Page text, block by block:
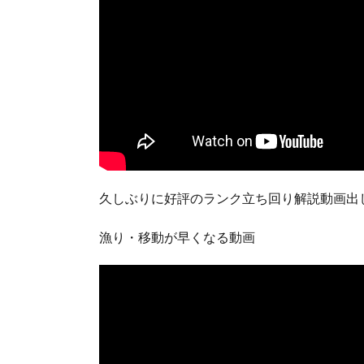
久しぶりに好評のランク立ち回り解説動画出
漁り・移動が早くなる動画